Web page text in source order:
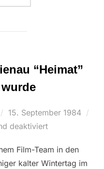
“Heimat”
Veröffentlicht
am
15. September 1984
deaktiviert
Film-Team in den
kalter Wintertag im